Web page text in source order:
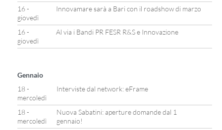
16 -
giovedì
Innovamare sarà a Bari con il roadshow di marzo
16 -
giovedì
Al via i Bandi PR FESR R&S e Innovazione
Gennaio
18 -
mercoledì
Interviste dal network: eFrame
18 -
mercoledì
Nuova Sabatini: aperture domande dal 1
gennaio!